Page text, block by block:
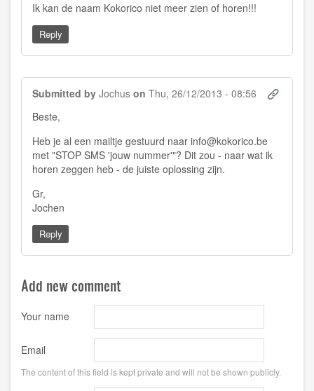
Ik kan de naam Kokorico niet meer zien of horen!!!
Reply
Submitted by Jochus on Thu, 26/12/2013 - 08:56
Beste,
Heb je al een mailtje gestuurd naar info@kokorico.be
met "STOP SMS 'jouw nummer'"? Dit zou - naar wat ik
horen zeggen heb - de juiste oplossing zijn.
Gr,
Jochen
Reply
Add new comment
Your name
Email
The content of this field is kept private and will not be shown publicly.